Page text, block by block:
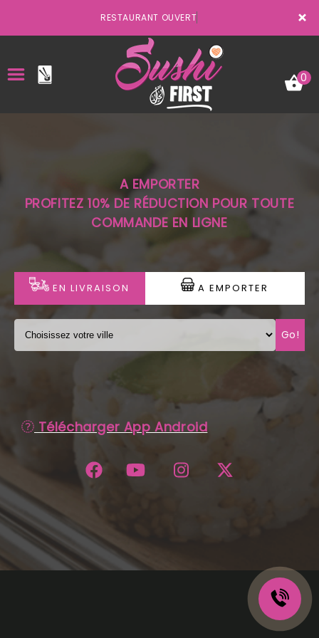
×
RESTAURANT OUVERT
LA CARTE
VOTRE COMPTE
NOTRE RESTAURANT
VOS AVIS
MENTIONS LÉGALES
C.G.V
0
A EMPORTER
PROFITEZ 10% DE RÉDUCTION POUR TOUTE
COMMANDE EN LIGNE
EN LIVRAISON A EMPORTER
Go!
Télécharger App Android